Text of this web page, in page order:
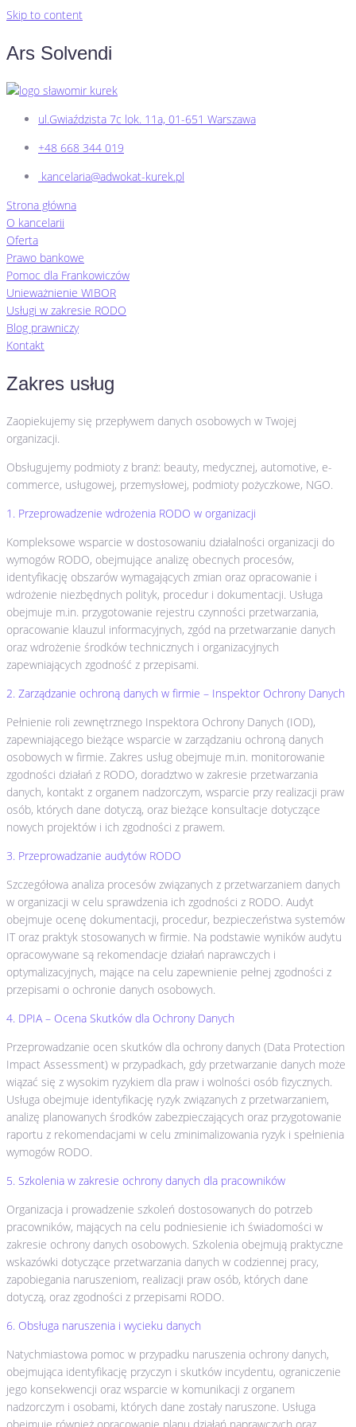
Skip to content
Ars Solvendi
ul.Gwiaździsta 7c lok. 11a, 01-651 Warszawa
+48 668 344 019
kancelaria@adwokat-kurek.pl
Strona główna
O kancelarii
Oferta
Prawo bankowe
Pomoc dla Frankowiczów
Unieważnienie WIBOR
Usługi w zakresie RODO
Blog prawniczy
Kontakt
Zakres usług
Zaopiekujemy się przepływem danych osobowych w Twojej
organizacji.
Obsługujemy podmioty z branż: beauty, medycznej, automotive, e-
commerce, usługowej, przemysłowej, podmioty pożyczkowe, NGO.
1. Przeprowadzenie wdrożenia RODO w organizacji
Kompleksowe wsparcie w dostosowaniu działalności organizacji do
wymogów RODO, obejmujące analizę obecnych procesów,
identyfikację obszarów wymagających zmian oraz opracowanie i
wdrożenie niezbędnych polityk, procedur i dokumentacji. Usługa
obejmuje m.in. przygotowanie rejestru czynności przetwarzania,
opracowanie klauzul informacyjnych, zgód na przetwarzanie danych
oraz wdrożenie środków technicznych i organizacyjnych
zapewniających zgodność z przepisami.
2. Zarządzanie ochroną danych w firmie – Inspektor Ochrony Danych
Pełnienie roli zewnętrznego Inspektora Ochrony Danych (IOD),
zapewniającego bieżące wsparcie w zarządzaniu ochroną danych
osobowych w firmie. Zakres usług obejmuje m.in. monitorowanie
zgodności działań z RODO, doradztwo w zakresie przetwarzania
danych, kontakt z organem nadzorczym, wsparcie przy realizacji praw
osób, których dane dotyczą, oraz bieżące konsultacje dotyczące
nowych projektów i ich zgodności z prawem.
3. Przeprowadzanie audytów RODO
Szczegółowa analiza procesów związanych z przetwarzaniem danych
w organizacji w celu sprawdzenia ich zgodności z RODO. Audyt
obejmuje ocenę dokumentacji, procedur, bezpieczeństwa systemów
IT oraz praktyk stosowanych w firmie. Na podstawie wyników audytu
opracowywane są rekomendacje działań naprawczych i
optymalizacyjnych, mające na celu zapewnienie pełnej zgodności z
przepisami o ochronie danych osobowych.
4. DPIA – Ocena Skutków dla Ochrony Danych
Przeprowadzanie ocen skutków dla ochrony danych (Data Protection
Impact Assessment) w przypadkach, gdy przetwarzanie danych może
wiązać się z wysokim ryzykiem dla praw i wolności osób fizycznych.
Usługa obejmuje identyfikację ryzyk związanych z przetwarzaniem,
analizę planowanych środków zabezpieczających oraz przygotowanie
raportu z rekomendacjami w celu zminimalizowania ryzyk i spełnienia
wymogów RODO.
5. Szkolenia w zakresie ochrony danych dla pracowników
Organizacja i prowadzenie szkoleń dostosowanych do potrzeb
pracowników, mających na celu podniesienie ich świadomości w
zakresie ochrony danych osobowych. Szkolenia obejmują praktyczne
wskazówki dotyczące przetwarzania danych w codziennej pracy,
zapobiegania naruszeniom, realizacji praw osób, których dane
dotyczą, oraz zgodności z przepisami RODO.
6. Obsługa naruszenia i wycieku danych
Natychmiastowa pomoc w przypadku naruszenia ochrony danych,
obejmująca identyfikację przyczyn i skutków incydentu, ograniczenie
jego konsekwencji oraz wsparcie w komunikacji z organem
nadzorczym i osobami, których dane zostały naruszone. Usługa
obejmuje również opracowanie planu działań naprawczych oraz